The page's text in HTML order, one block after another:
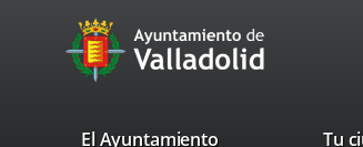
Portal
Web
valladolid.es
El Ayuntamiento Tu